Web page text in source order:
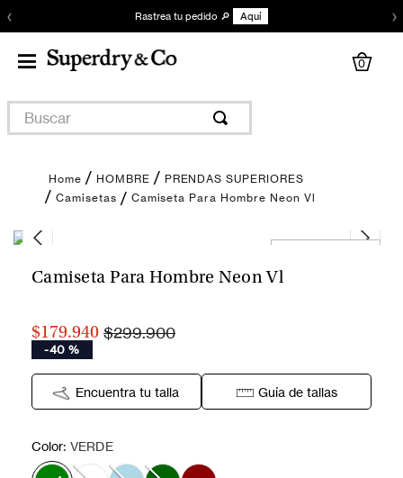
‹ Rastrea tu pedido 🔎 Aquí ›
0
Buscar
HOMBRE
PRENDAS SUPERIORES
Camisetas
Camiseta Para Hombre Neon Vl
Camiseta Para Hombre Neon Vl
$179.940 $299.900
-40 %
Encuentra tu talla Guía de tallas
Color: VERDE